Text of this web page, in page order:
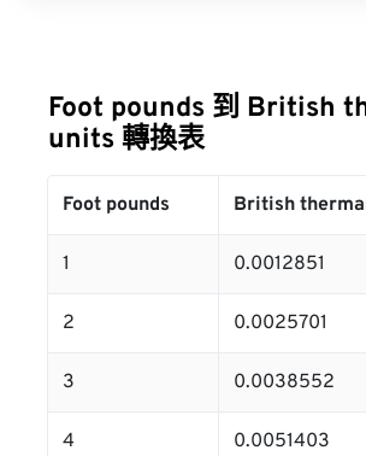
Foot pounds 到 British
units 轉換表
Foot pounds British
1 0.0012851
2 0.0025701
3 0.0038552
4 0.0051403